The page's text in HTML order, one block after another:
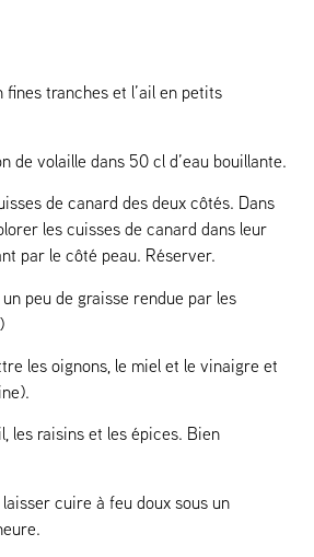
fines tranches et l’ail en petits
de volaille dans 50 cl d’eau bouillante.
de canard des deux côtés. Dans
les cuisses de canard dans leur
par le côté peau. Réserver.
peu de graisse rendue par les
les oignons, le miel et le vinaigre et
les raisins et les épices. Bien
cuire à feu doux sous un